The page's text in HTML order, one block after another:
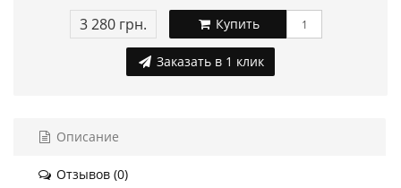
3 280 грн. Купить
Заказать в 1 клик
Описание
Отзывов (0)